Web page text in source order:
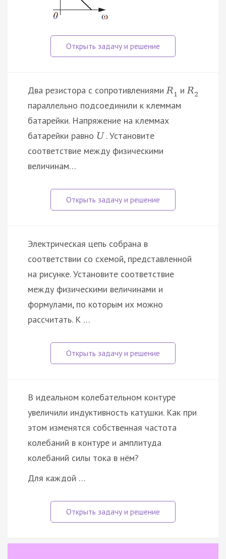
Два резистора с сопротивлениямиR1 иR2
параллельно подсоединили к клеммам
батарейки. Напряжение на клеммах
батарейки равно U . Установите
соответствие между физическими
величинам…
Электрическая цепь собрана в
соответствии со схемой, представленной
на рисунке. Установите соответствие
между физическими величинами и
формулами, по которым их можно
рассчитать. К …
В идеальном колебательном контуре
увеличили индуктивность катушки. Как при
этом изменятся собственная частота
колебаний в контуре и амплитуда
колебаний силы тока в нём?
Для каждой …